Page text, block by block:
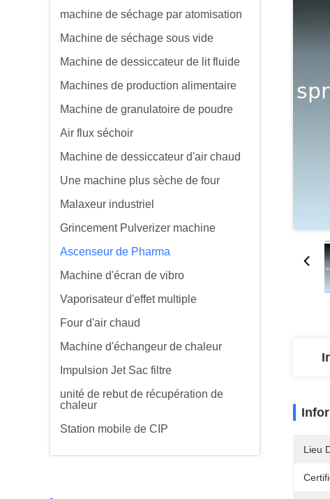
machine de séchage par atomisation
Machine de séchage sous vide
Machine de dessiccateur de lit fluide
Machines de production alimentaire
Machine de granulatoire de poudre
Air flux séchoir
Machine de dessiccateur d'air chaud
Une machine plus sèche de four
Malaxeur industriel
Grincement Pulverizer machine
Ascenseur de Pharma
Machine d'écran de vibro
Vaporisateur d'effet multiple
Four d'air chaud
Machine d'échangeur de chaleur
Impulsion Jet Sac filtre
unité de rebut de récupération de
chaleur
Station mobile de CIP
Lieu